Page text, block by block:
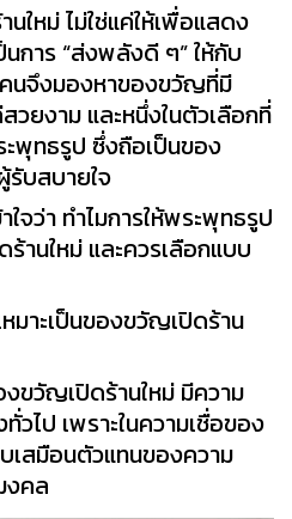
ใหม่ ไม่ใช่แค่ให้เพื่อแสดง
การ “ส่งพลังดี ๆ” ให้กับ
นจึงมองหาของขวัญที่มี
วยงาม และหนึ่งในตัวเลือกที่
พุทธรูป ซึ่งถือเป็นของ
รับสบายใจ
จว่า ทำไมการให้พระพุทธรูป
านใหม่ และควรเลือกแบบ
มาะเป็นของขวัญเปิดร้าน
ขวัญเปิดร้านใหม่ มีความ
ไป เพราะในความเชื่อของ
เสมือนตัวแทนของความ
งคล